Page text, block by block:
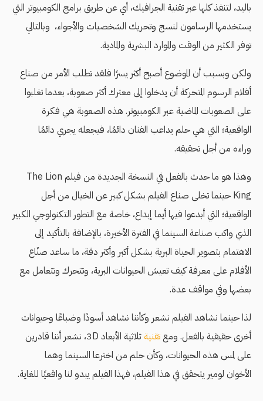
باليد، لتنفذ كلها عبر تقنية الجرافيك، أي عن طريق برامج الكومبيوتر التي
يستخدمها الرسامون لنسج وتحريك الشخصيات والأجواء، وبالتالي
توفر الكثير من الوقت والموارد البشرية والمادية.
ولكن وبسبب أن الموضوع أصبح أكثر يسرًا فلقد تطلب الأمر من صناع
أفلام الرسوم المتحركة أن يدخلوا إلى معترك أكثر صعوبة، بعدما تغلبوا
على الصعوبات الماضية عبر الكومبيوتر. هذه الصعوبة هي فكرة
الواقعية؛ التي هي حلم يداعب الفنان دائمًا، فيجعله يجري دائمًا
وراءه من أجل تحقيقه.
وهذا هو ما حدث بالفعل في النسخة الجديدة من فيلم The Lion
King حينما تخلى صناع الفيلم بشكل كبير عن الخيال من أجل
الواقعية؛ التي أبدعوا فيها أيما إبداع، خاصة مع التطور التكنولوجي الكبير
الذي واكب صناعة السينما في الفترة الأخيرة، بالإضافة بالتأكيد إلى
الاهتمام بتصوير الحياة البرية بشكل أكبر وأكثر دقة، ما ساعد صنّاع
اﻷفلام على معرفة كيف تعيش الحيوانات البرية، وتتحرك وتتعامل مع
بعضها وفي مواقف عدة.
لذا حينما نشاهد الفيلم نشعر وكأننا نشاهد أسودًا وضباعًا وحيوانات
أخرى حقيقية بالفعل. ومعتقنية
ثلاثية الأبعاد 3D، نشعر أننا قادرين
على لمس هذه الحيوانات، وكأن حلم من اخترعا السينما وهما
الأخوان لومير يتحقق في هذا الفيلم، فهذا الفيلم يبدو لنا واقعيًا للغاية.